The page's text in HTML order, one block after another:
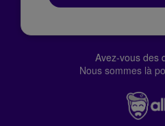
Avez-vous des
Nous sommes là